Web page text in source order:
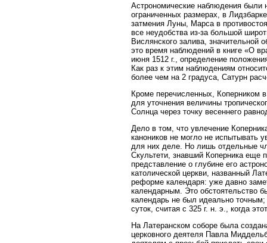
Астрономические наблюдения
ограниченных размерах, в
затмения Луны, Марса в
все неудобства из-за большой
Вислянского залива, значительной
это время наблюдений в книге «О
июня 1512 г., определение
Как раз к этим наблюдениям
более чем на 2 градуса, Сатурн
Кроме перечисленных, Коперником
для уточнения величины
Солнца через точку весеннего
Дело в том, что увлечение
каноников не могло не испытывать
для них деле. Но лишь отдельные
Скультети, знавший Коперника еще
представление о глубине его
католической церкви, названный
реформе календаря: уже давно
календарным. Это обстоятельство
календарь не был идеально точным;
суток, считая с 325 г. н. э., когда
На Латеранском соборе была
церковного деятеля Павла